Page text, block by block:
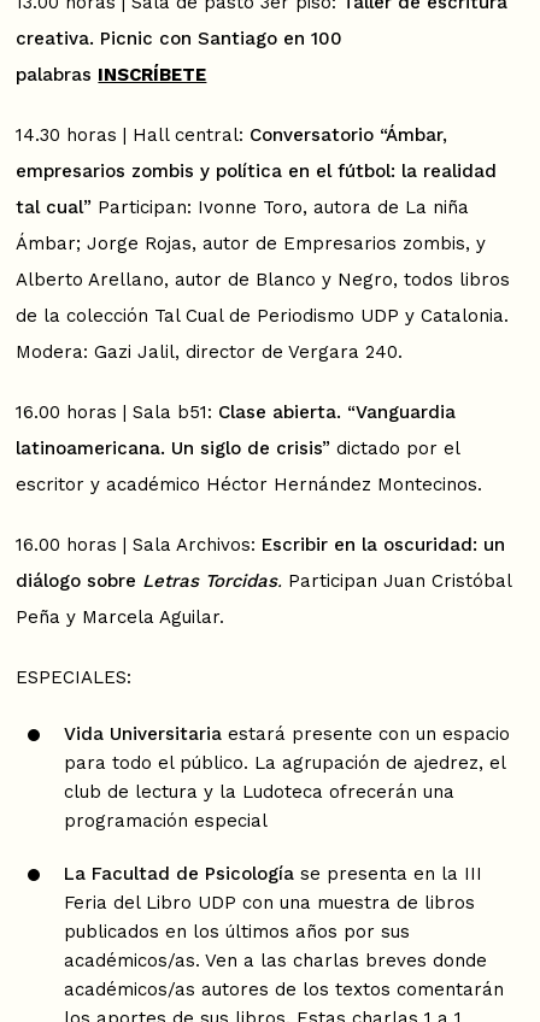
creativa. Picnic con Santiago en 100
palabras INSCRÍBETE
14.30 horas | Hall central: Conversatorio “Ámbar,
empresarios zombis y política en el fútbol: la realidad
tal cual” Participan: Ivonne Toro, autora de La niña
Ámbar; Jorge Rojas, autor de Empresarios zombis, y
Alberto Arellano, autor de Blanco y Negro, todos libros
de la colección Tal Cual de Periodismo UDP y Catalonia.
Modera: Gazi Jalil, director de Vergara 240.
16.00 horas | Sala b51: Clase abierta. “Vanguardia
latinoamericana. Un siglo de crisis” dictado por el
escritor y académico Héctor Hernández Montecinos.
16.00 horas | Sala Archivos: Escribir en la oscuridad: un
diálogo sobre Letras Torcidas. Participan Juan Cristóbal
Peña y Marcela Aguilar.
ESPECIALES:
Vida Universitaria estará presente con un espacio
para todo el público. La agrupación de ajedrez, el
club de lectura y la Ludoteca ofrecerán una
programación especial
La Facultad de Psicología se presenta en la III
Feria del Libro UDP con una muestra de libros
publicados en los últimos años por sus
académicos/as. Ven a las charlas breves donde
académicos/as autores de los textos comentarán